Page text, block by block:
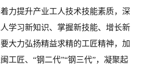
力提升产业工人技术技能素质，深
学习新知识、掌握新技能、增长新
大力弘扬精益求精的工匠精神，加
工匠、“钢二代”“钢三代”，凝聚起